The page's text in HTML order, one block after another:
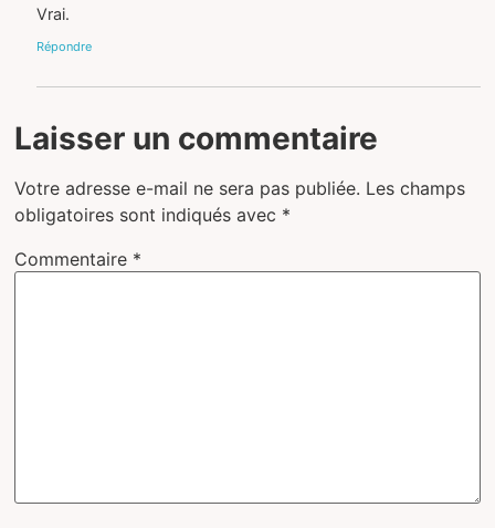
Vrai.
Répondre
Laisser un commentaire
Votre adresse e-mail ne sera pas publiée. Les champs
obligatoires sont indiqués avec *
Commentaire *